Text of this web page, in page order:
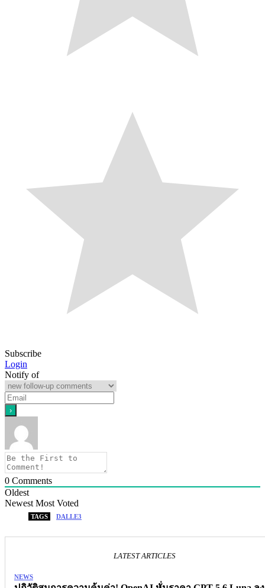
Subscribe
Login
Notify of
0 Comments
Oldest
Newest Most Voted
TAGS DALLE3
LATEST ARTICLES
NEWS